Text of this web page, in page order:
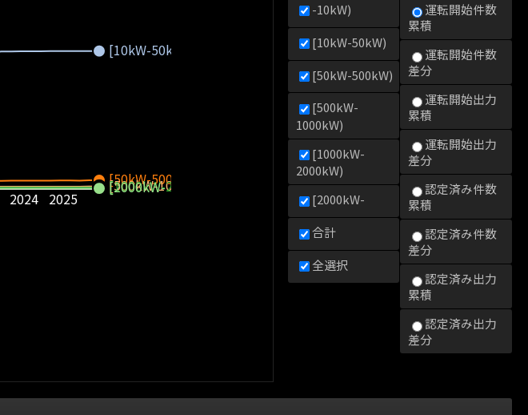
2024 2025
[10kW-50kW)
[50kW-500kW)
[500kW-1000kW)
[1000kW-2000kW)
[2000kW-
-10kW)
[10kW-50kW)
[50kW-500kW)
[500kW-
1000kW)
[1000kW-
2000kW)
[2000kW-
合計
全選択
運転開始件数
累積
運転開始件数
差分
運転開始出力
累積
運転開始出力
差分
認定済み件数
累積
認定済み件数
差分
認定済み出力
累積
認定済み出力
差分